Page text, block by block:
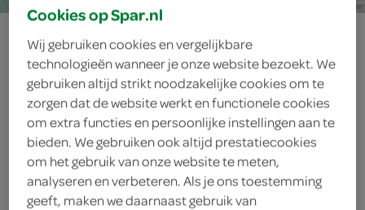
gesmoorde
sperziebonen
met gember en
ketjap
Cookies op Spar.nl
Wij gebruiken cookies en vergelijkbare
technologieën wanneer je onze website bezoekt. We
gebruiken altijd strikt noodzakelijke cookies om te
zorgen dat de website werkt en functionele cookies
om extra functies en persoonlijke instellingen aan te
bieden. We gebruiken ook altijd prestatiecookies
om het gebruik van onze website te meten,
analyseren en verbeteren. Als je ons toestemming
geeft, maken we daarnaast gebruik van